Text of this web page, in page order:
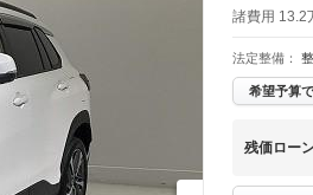
諸費用 13.2
法定整備：
希望予算
残価ロー